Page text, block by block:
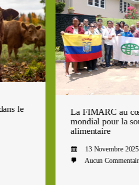
La FIMARC au cœur
mondial pour la
alimentaire
13 Novembre 2025
Aucun Commentaire